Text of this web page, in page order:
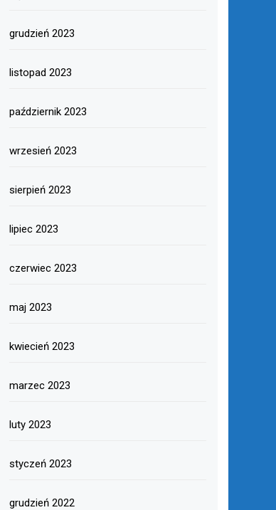
grudzień 2023
listopad 2023
październik 2023
wrzesień 2023
sierpień 2023
lipiec 2023
czerwiec 2023
maj 2023
kwiecień 2023
marzec 2023
luty 2023
styczeń 2023
grudzień 2022